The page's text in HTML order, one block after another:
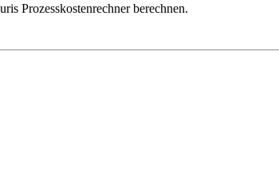
Prozesskostenrechner berechnen.